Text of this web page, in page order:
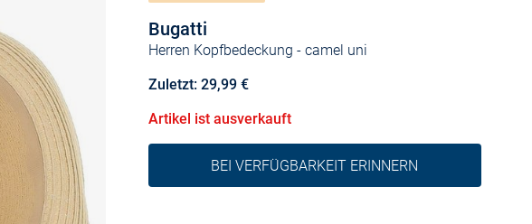
Bugatti
Herren Kopfbedeckung - camel uni
Zuletzt: 29,99 €
Artikel ist ausverkauft
BEI VERFÜGBARKEIT ERINNERN